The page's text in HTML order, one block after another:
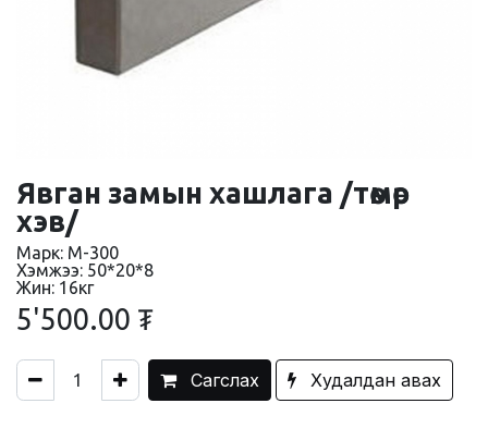
Явган замын хашлага /төмөр
хэв/
Марк: М-300
Хэмжээ: 50*20*8
Жин: 16кг
5'500.00 ₮
Сагслах Худалдан авах